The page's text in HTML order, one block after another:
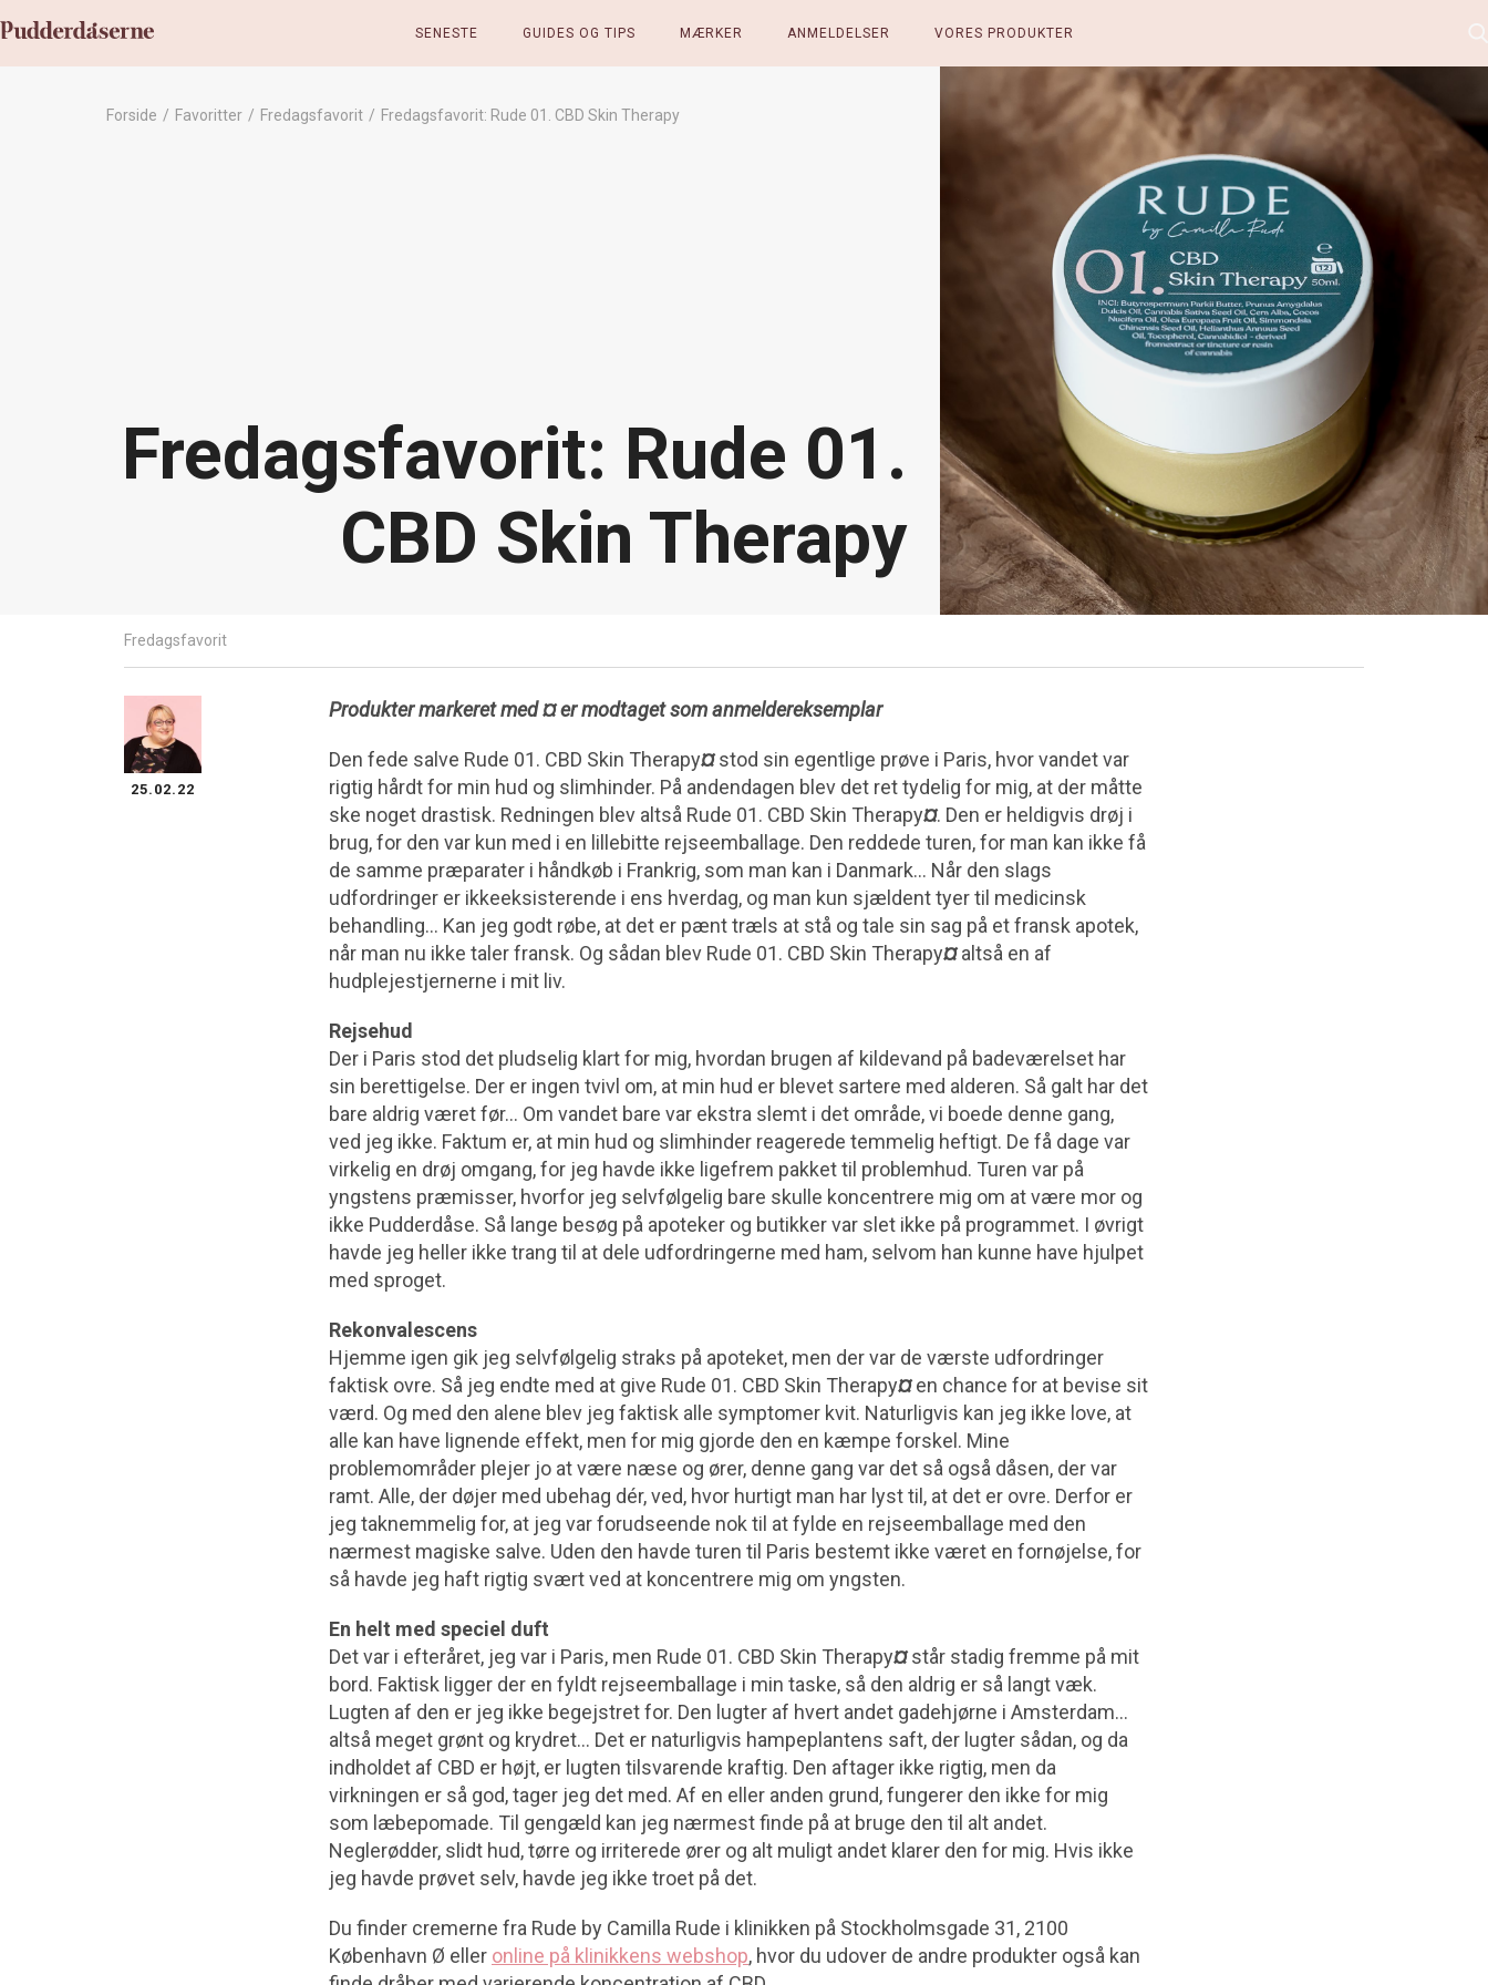
SENESTE GUIDES OG TIPS MÆRKER ANMELDELSER VORES PRODUKTER
Forside / Favoritter / Fredagsfavorit / Fredagsfavorit: Rude 01. CBD Skin Therapy
Fredagsfavorit: Rude 01.
CBD Skin Therapy
Fredagsfavorit
25.02.22
Produkter markeret med ¤ er modtaget som anmeldereksemplar
Den fede salve Rude 01. CBD Skin Therapy¤stod sin egentlige prøve i Paris, hvor vandet var
rigtig hårdt for min hud og slimhinder. På andendagen blev det ret tydelig for mig, at der måtte
ske noget drastisk. Redningen blev altså Rude 01. CBD Skin Therapy¤. Den er heldigvis drøj i
brug, for den var kun med i en lillebitte rejseemballage. Den reddede turen, for man kan ikke få
de samme præparater i håndkøb i Frankrig, som man kan i Danmark… Når den slags
udfordringer er ikkeeksisterende i ens hverdag, og man kun sjældent tyer til medicinsk
behandling… Kan jeg godt røbe, at det er pænt træls at stå og tale sin sag på et fransk apotek,
når man nu ikke taler fransk. Og sådan blev Rude 01. CBD Skin Therapy¤altså en af
hudplejestjernerne i mit liv.
Rejsehud
Der i Paris stod det pludselig klart for mig, hvordan brugen af kildevand på badeværelset har
sin berettigelse. Der er ingen tvivl om, at min hud er blevet sartere med alderen. Så galt har det
bare aldrig været før… Om vandet bare var ekstra slemt i det område, vi boede denne gang,
ved jeg ikke. Faktum er, at min hud og slimhinder reagerede temmelig heftigt. De få dage var
virkelig en drøj omgang, for jeg havde ikke ligefrem pakket til problemhud. Turen var på
yngstens præmisser, hvorfor jeg selvfølgelig bare skulle koncentrere mig om at være mor og
ikke Pudderdåse. Så lange besøg på apoteker og butikker var slet ikke på programmet. I øvrigt
havde jeg heller ikke trang til at dele udfordringerne med ham, selvom han kunne have hjulpet
med sproget.
Rekonvalescens
Hjemme igen gik jeg selvfølgelig straks på apoteket, men der var de værste udfordringer
faktisk ovre. Så jeg endte med at give Rude 01. CBD Skin Therapy¤en chance for at bevise sit
værd. Og med den alene blev jeg faktisk alle symptomer kvit. Naturligvis kan jeg ikke love, at
alle kan have lignende effekt, men for mig gjorde den en kæmpe forskel. Mine
problemområder plejer jo at være næse og ører, denne gang var det så også dåsen, der var
ramt. Alle, der døjer med ubehag dér, ved, hvor hurtigt man har lyst til, at det er ovre. Derfor er
jeg taknemmelig for, at jeg var forudseende nok til at fylde en rejseemballage med den
nærmest magiske salve. Uden den havde turen til Paris bestemt ikke været en fornøjelse, for
så havde jeg haft rigtig svært ved at koncentrere mig om yngsten.
En helt med speciel duft
Det var i efteråret, jeg var i Paris, men Rude 01. CBD Skin Therapy¤står stadig fremme på mit
bord. Faktisk ligger der en fyldt rejseemballage i min taske, så den aldrig er så langt væk.
Lugten af den er jeg ikke begejstret for. Den lugter af hvert andet gadehjørne i Amsterdam…
altså meget grønt og krydret… Det er naturligvis hampeplantens saft, der lugter sådan, og da
indholdet af CBD er højt, er lugten tilsvarende kraftig. Den aftager ikke rigtig, men da
virkningen er så god, tager jeg det med. Af en eller anden grund, fungerer den ikke for mig
som læbepomade. Til gengæld kan jeg nærmest finde på at bruge den til alt andet.
Neglerødder, slidt hud, tørre og irriterede ører og alt muligt andet klarer den for mig. Hvis ikke
jeg havde prøvet selv, havde jeg ikke troet på det.
Du finder cremerne fra Rude by Camilla Rude i klinikken på Stockholmsgade 31, 2100
København Ø eller online på klinikkens webshop, hvor du udover de andre produkter også kan